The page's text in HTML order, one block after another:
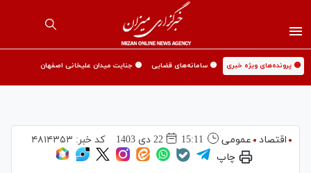
🟡 پرونده‌های ویژه خبری 🟡 سامانه‌های قضایی 🟡 جنایت میدان علیخانی اصفهان
اقتصاد عمومی 15:11 22 دی 1403 کد خبر: ۴۸۱۴۳۵۳
چاپ